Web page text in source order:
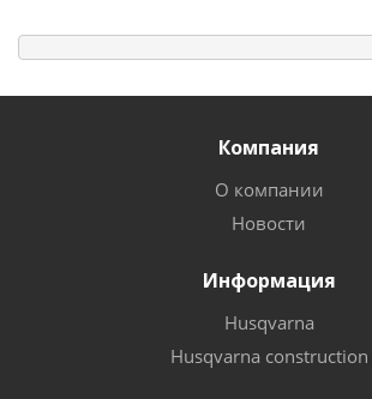
Компания
О компании
Новости
Информация
Husqvarna
Husqvarna construction